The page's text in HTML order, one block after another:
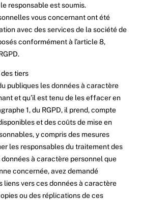
responsable est soumis.
vous concernant ont été
avec des services de la société de
conformément à l’article 8,
tiers
publiques les données à caractère
et qu’il est tenu de les effacer en
1, du RGPD, il prend, compte
et des coûts de mise en
y compris des mesures
les responsables du traitement des
à caractère personnel que
concernée, avez demandé
liens vers ces données à caractère
ou des réplications de ces